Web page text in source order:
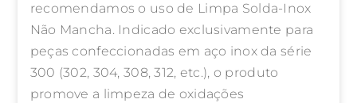
recomendamos o uso de Limpa Solda-Inox
Não Mancha. Indicado exclusivamente para
peças confeccionadas em aço inox da série
300 (302, 304, 308, 312, etc.), o produto
promove a limpeza de oxidações